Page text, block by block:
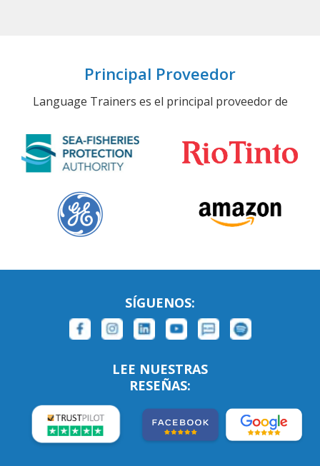
Principal Proveedor
Language Trainers es el principal proveedor de
SÍGUENOS:
LEE NUESTRAS
RESEÑAS: